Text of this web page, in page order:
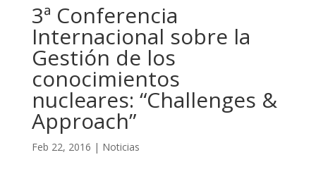
3ª Conferencia
Internacional sobre la
Gestión de los
conocimientos
nucleares: “Challenges &
Approach”
Feb 22, 2016 | Noticias